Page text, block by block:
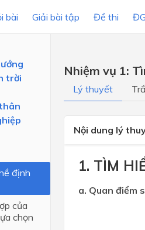
bài Giải bài tập Đề thi
MÔN
trời
định
của
chọn
Nhiệm vụ 1:
Lý thuyết
Nội dung lý
1. TÌM
a. Quan điểm